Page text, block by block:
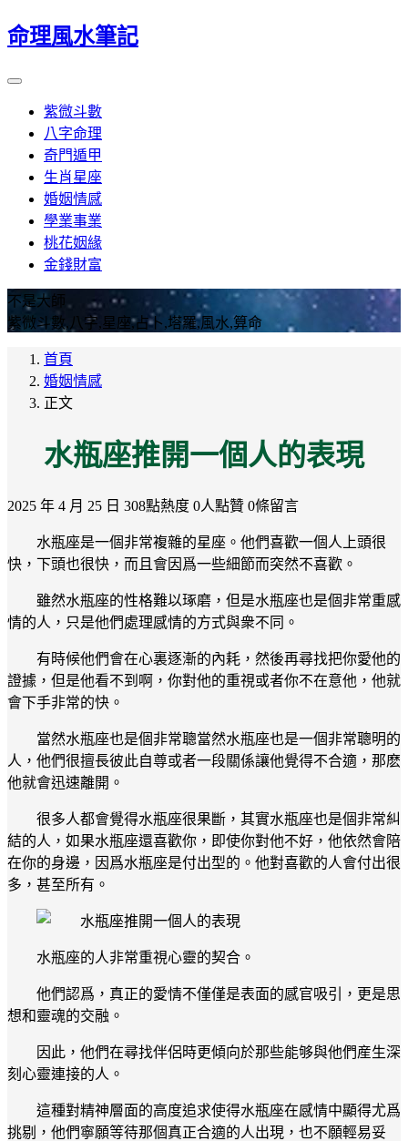
命理風水筆記
紫微斗數
八字命理
奇門遁甲
生肖星座
婚姻情感
學業事業
桃花姻緣
金錢財富
不是大師
紫微斗數,八字,星座,占卜,塔羅,風水,算命
首頁
婚姻情感
正文
水瓶座推開一個人的表現
2025 年 4 月 25 日 308點熱度 0人點贊 0條留言
水瓶座是一個非常複雜的星座。他們喜歡一個人上頭很
快，下頭也很快，而且會因爲一些細節而突然不喜歡。
雖然水瓶座的性格難以琢磨，但是水瓶座也是個非常重感
情的人，只是他們處理感情的方式與衆不同。
有時候他們會在心裏逐漸的內耗，然後再尋找把你愛他的
證據，但是他看不到啊，你對他的重視或者你不在意他，他就
會下手非常的快。
當然水瓶座也是個非常聰當然水瓶座也是一個非常聰明的
人，他們很擅長彼此自尊或者一段關係讓他覺得不合適，那麽
他就會迅速離開。
很多人都會覺得水瓶座很果斷，其實水瓶座也是個非常糾
結的人，如果水瓶座還喜歡你，即使你對他不好，他依然會陪
在你的身邊，因爲水瓶座是付出型的。他對喜歡的人會付出很
多，甚至所有。
水瓶座的人非常重視心靈的契合。
他們認爲，真正的愛情不僅僅是表面的感官吸引，更是思
想和靈魂的交融。
因此，他們在尋找伴侶時更傾向於那些能够與他們産生深
刻心靈連接的人。
這種對精神層面的高度追求使得水瓶座在感情中顯得尤爲
挑剔，他們寧願等待那個真正合適的人出現，也不願輕易妥